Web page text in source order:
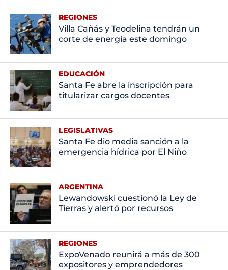
REGIONES
Villa Cañás y Teodelina tendrán un
corte de energía este domingo
EDUCACIÓN
Santa Fe abre la inscripción para
titularizar cargos docentes
LEGISLATIVAS
Santa Fe dio media sanción a la
emergencia hídrica por El Niño
ARGENTINA
Lewandowski cuestionó la Ley de
Tierras y alertó por recursos
REGIONES
ExpoVenado reunirá a más de 300
expositores y emprendedores